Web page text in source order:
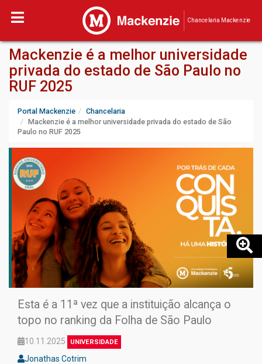
Chancelaria Mackenzie
Mackenzie é a melhor universidade
privada do estado de São Paulo no
RUF 2025
Portal Mackenzie
Chancelaria
Mackenzie é a melhor universidade privada do estado de São
Paulo no RUF 2025
Esta é a 11ª vez que a instituição alcança o
topo no ranking da Folha de São Paulo
10.11.2025 UNIVERSIDADE
Jonathas Cotrim